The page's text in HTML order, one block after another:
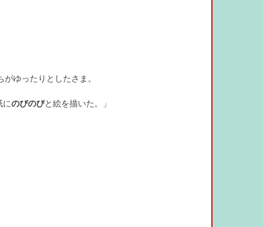
がゆったりとしたさま。
にのびのびと絵を描いた。」